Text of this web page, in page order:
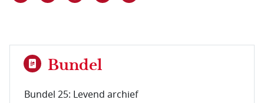
Bundel
Bundel 25: Levend archief